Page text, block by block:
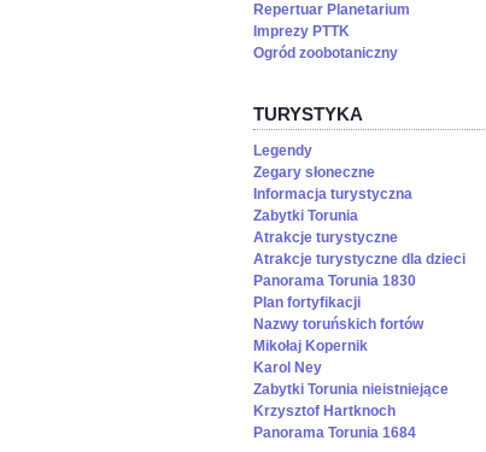
Repertuar Planetarium
Imprezy PTTK
Ogród zoobotaniczny
TURYSTYKA
Legendy
Zegary słoneczne
Informacja turystyczna
Zabytki Torunia
Atrakcje turystyczne
Atrakcje turystyczne dla dzieci
Panorama Torunia 1830
Plan fortyfikacji
Nazwy toruńskich fortów
Mikołaj Kopernik
Karol Ney
Zabytki Torunia nieistniejące
Krzysztof Hartknoch
Panorama Torunia 1684